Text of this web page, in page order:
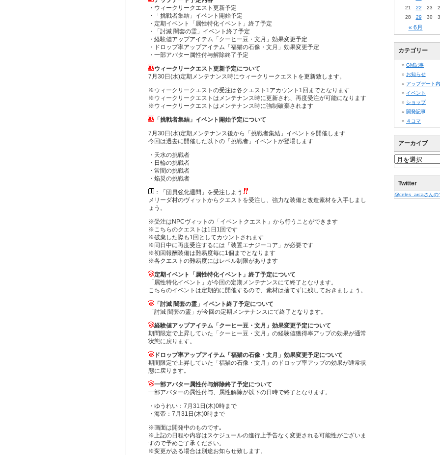
・ウィークリークエスト更新予定
・「挑戦者集結」イベント開始予定
・定期イベント「属性特化イベント」終了予定
・「討滅 闇套の霊」イベント終了予定
・経験値アップアイテム「クーヒー豆・文月」効果変更予定
・ドロップ率アップアイテム「福猫の石像・文月」効果変更予定
・一部アバター属性付与解除終了予定
ウィークリークエスト更新予定について
7月30日(水)定期メンテナンス時にウィークリークエストを更新致します。
※ウィークリークエストの受注は各クエスト1アカウント1回までとなります
※ウィークリークエストはメンテナンス時に更新され、再度受注が可能になります
※ウィークリークエストはメンテナンス時に強制破棄されます
「挑戦者集結」イベント開始予定について
7月30日(水)定期メンテナンス後から「挑戦者集結」イベントを開催します
今回は過去に開催した以下の「挑戦者」イベントが登場します
・天水の挑戦者
・日輪の挑戦者
・常闇の挑戦者
・焔災の挑戦者
：「団員強化週間」を受注しよう
メリーダ村のヴィットからクエストを受注し、強力な装備と改造素材を入手しまし
ょう。
※受注はNPCヴィットの「イベントクエスト」から行うことができます
※こちらのクエストは1日1回です
※破棄した際も1回としてカウントされます
※同日中に再度受注するには「装置エナジーコア」が必要です
※初回報酬装備は難易度毎に1個までとなります
※各クエストの難易度にはレベル制限があります
定期イベント「属性特化イベント」終了予定について
「属性特化イベント」が今回の定期メンテナンスにて終了となります。
こちらのイベントは定期的に開催するので、素材は捨てずに残しておきましょう。
「討滅 闇套の霊」イベント終了予定について
「討滅 闇套の霊」が今回の定期メンテナンスにて終了となります。
経験値アップアイテム「クーヒー豆・文月」効果変更予定について
期間限定で上昇していた「クーヒー豆・文月」の経験値獲得率アップの効果が通常
状態に戻ります。
ドロップ率アップアイテム「福猫の石像・文月」効果変更予定について
期間限定で上昇していた「福猫の石像・文月」のドロップ率アップの効果が通常状
態に戻ります。
一部アバター属性付与解除終了予定について
一部アバターの属性付与、属性解除が以下の日時で終了となります。
・ゆうれい：7月31日(木)0時まで
・海帝：7月31日(木)0時まで
※画面は開発中のものです｡
※上記の日程や内容はスケジュールの進行上予告なく変更される可能性がございま
すので予めご了承ください。
※変更がある場合は別途お知らせ致します。
« 6月
21
22 23
28
29 30
カテゴリー
GM記事
お知らせ
アップデート
イベント
ショップ
開発記事
４コマ
アーカイブ
Twitter
@celes_arcaさんの